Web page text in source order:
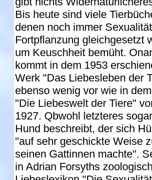
Bis heute sind viele
denen noch immer
Fortpflanzung gleichgesetzt
um Keuschheit bemüht.
kommt in dem 1953
Werk "Das Liebesleben der
ebenso wenig vor wie in
"Die Liebeswelt der Tiere"
1927. Qbwohl letzteres
Hund beschreibt, der sich
"auf sehr geschickte Weise
seinen Gattinnen machte".
in Adrian Forsyths